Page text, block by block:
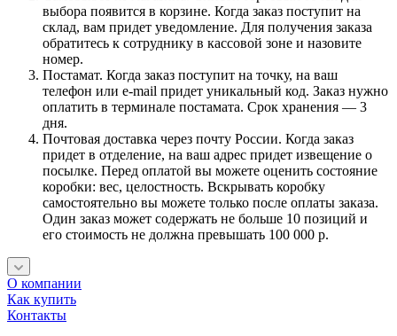
выбора появится в корзине. Когда заказ поступит на
склад, вам придет уведомление. Для получения заказа
обратитесь к сотруднику в кассовой зоне и назовите
номер.
Постамат. Когда заказ поступит на точку, на ваш
телефон или e-mail придет уникальный код. Заказ нужно
оплатить в терминале постамата. Срок хранения — 3
дня.
Почтовая доставка через почту России. Когда заказ
придет в отделение, на ваш адрес придет извещение о
посылке. Перед оплатой вы можете оценить состояние
коробки: вес, целостность. Вскрывать коробку
самостоятельно вы можете только после оплаты заказа.
Один заказ может содержать не больше 10 позиций и
его стоимость не должна превышать 100 000 р.
О компании
Как купить
Контакты